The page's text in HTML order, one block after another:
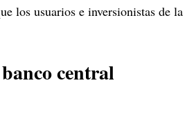
los usuarios e inversionistas de la
central